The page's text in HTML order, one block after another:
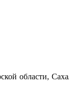
области,